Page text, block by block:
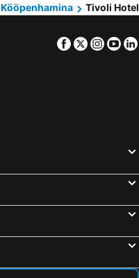
Kööpenhamina Tivoli Hotel
Facebook
Twitter